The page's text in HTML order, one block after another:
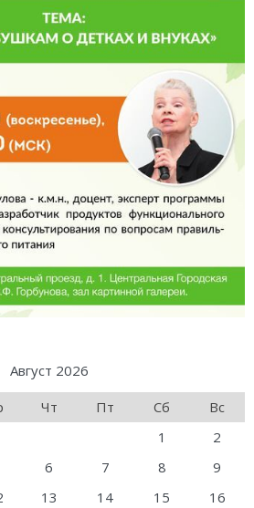
Август 2026
Чт Пт Сб
Вс
1
2
6 7 8
9
13 14 15
16